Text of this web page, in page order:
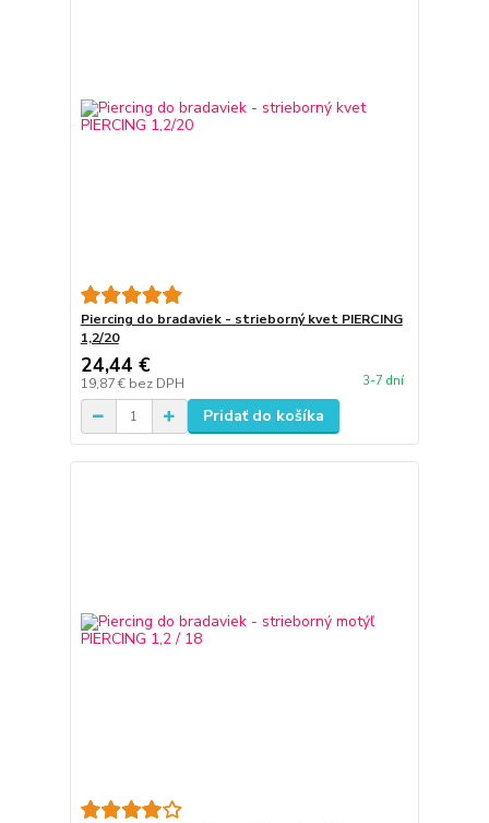
Piercing do bradaviek - strieborný kvet PIERCING
1,2/20
24,44 €
19,87 € bez DPH 3-7 dní
Pridať do košíka